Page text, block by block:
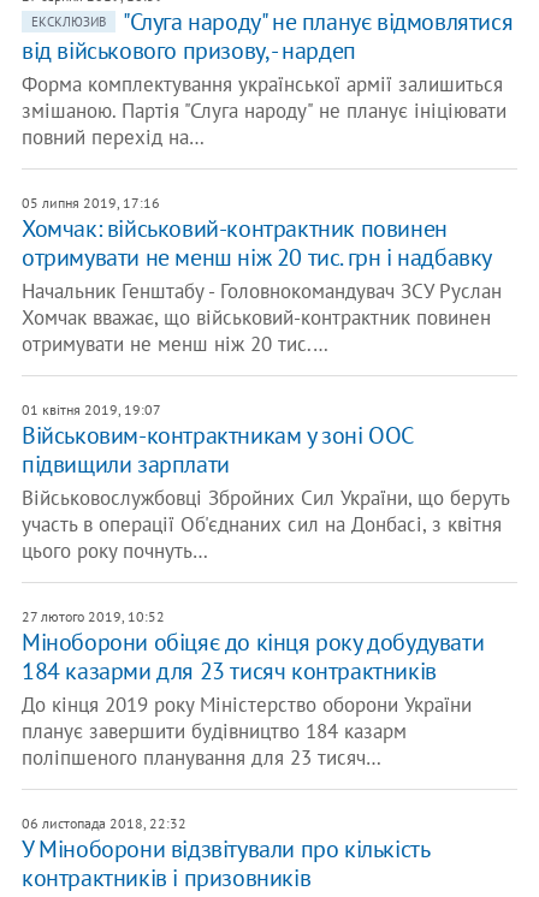
ЕКСКЛЮЗИВ
"Слуга народу" не планує відмовлятися
від військового призову, - нардеп
Форма комплектування української армії залишиться
змішаною. Партія "Слуга народу" не планує ініціювати
повний перехід на…
05 липня 2019, 17:16
Хомчак: військовий-контрактник повинен
отримувати не менш ніж 20 тис. грн і надбавку
Начальник Генштабу - Головнокомандувач ЗСУ Руслан
Хомчак вважає, що військовий-контрактник повинен
отримувати не менш ніж 20 тис.…
01 квітня 2019, 19:07
Військовим-контрактникам у зоні ООС
підвищили зарплати
Військовослужбовці Збройних Сил України, що беруть
участь в операції Об'єднаних сил на Донбасі, з квітня
цього року почнуть…
27 лютого 2019, 10:52
Міноборони обіцяє до кінця року добудувати
184 казарми для 23 тисяч контрактників
До кінця 2019 року Міністерство оборони України
планує завершити будівництво 184 казарм
поліпшеного планування для 23 тисяч…
06 листопада 2018, 22:32
У Міноборони відзвітували про кількість
контрактників і призовників